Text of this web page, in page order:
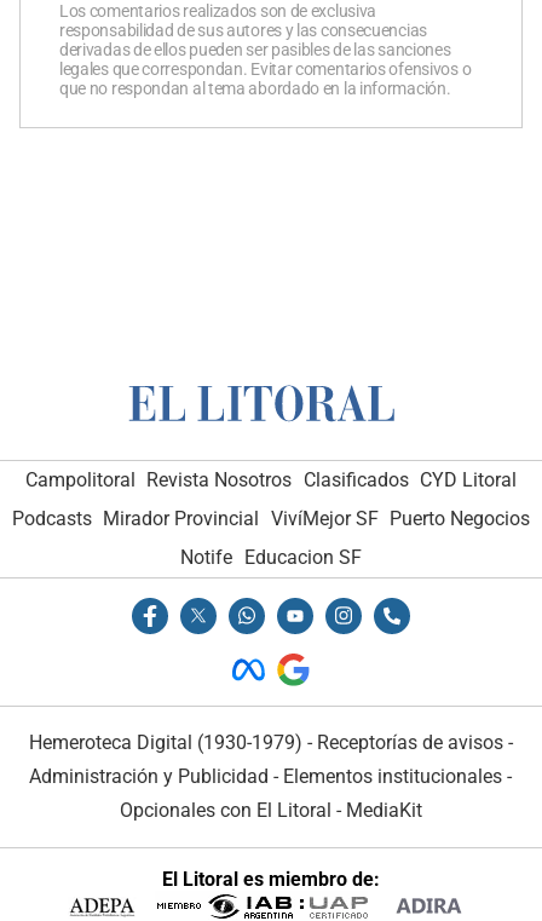
Los comentarios realizados son de exclusiva
responsabilidad de sus autores y las consecuencias
derivadas de ellos pueden ser pasibles de las sanciones
legales que correspondan. Evitar comentarios ofensivos o
que no respondan al tema abordado en la información.
Campolitoral Revista Nosotros Clasificados CYD Litoral
Podcasts Mirador Provincial VivíMejor SF Puerto Negocios
Notife Educacion SF
Hemeroteca Digital (1930-1979) - Receptorías de avisos -
Administración y Publicidad - Elementos institucionales -
Opcionales con El Litoral - MediaKit
El Litoral es miembro de: